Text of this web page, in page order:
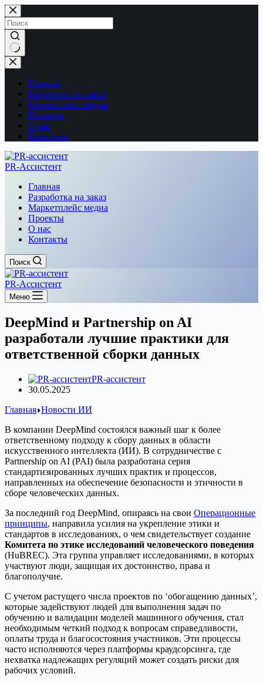
Перейти
к
сути
Ничего
не
найденоГлавная
Разработка на заказ
Маркетплейс медиа
Проекты
О нас
Контакты
PR-Ассистент
Главная
Разработка на заказ
Маркетплейс медиа
Проекты
О нас
Контакты
Поиск
PR-Ассистент
Меню
DeepMind и Partnership on AI
разработали лучшие практики для
ответственной сборки данных
PR-ассистент
30.05.2025
Главная Новости ИИ
В компании DeepMind состоялся важный шаг к более
ответственному подходу к сбору данных в области
искусственного интеллекта (ИИ). В сотрудничестве с
Partnership on AI (PAI) была разработана серия
стандартизированных лучших практик и процессов,
направленных на обеспечение безопасности и этичности в
сборе человеческих данных.
За последний год DeepMind, опираясь на свои Операционные
принципы, направила усилия на укрепление этики и
стандартов в исследованиях, о чем свидетельствует создание
Комитета по этике исследований человеческого поведения
(HuBREC). Эта группа управляет исследованиями, в которых
участвуют люди, защищая их достоинство, права и
благополучие.
С учетом растущего числа проектов по ‘обогащению данных’,
которые задействуют людей для выполнения задач по
обучению и валидации моделей машинного обучения, стал
необходимым четкий подход к вопросам справедливости,
оплаты труда и благосостояния участников. Эти процессы
часто исполняются через платформы краудсорсинга, где
нехватка надлежащих регуляций может создать риски для
рабочих условий.